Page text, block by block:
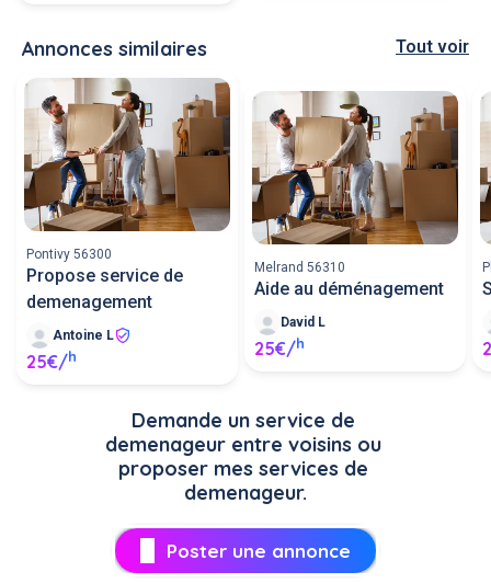
Annonces similaires Tout voir
Pontivy 56300
Propose service de
demenagement
Antoine L
25€/h
Melrand 56310
Aide au déménagement
David L
25€/h
Demande un service de
demenageur entre voisins ou
proposer mes services de
demenageur.
Poster une annonce